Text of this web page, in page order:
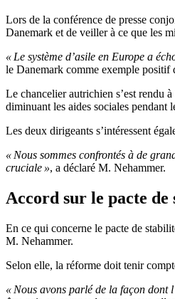
Lors de la conférence de presse
Danemark et de veiller à ce que les
« Le système d’asile en Europe a
le Danemark comme exemple positif
Le chancelier autrichien s’est rendu
diminuant les aides sociales pendant
Les deux dirigeants s’intéressent
« Nous sommes confrontés à de
cruciale », a déclaré M. Nehammer.
Accord sur le pacte de
En ce qui concerne le pacte de
M. Nehammer.
Selon elle, la réforme doit tenir
« Nous avons parlé de la façon dont